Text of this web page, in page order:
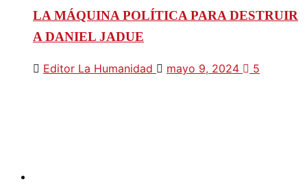
LA MÁQUINA POLÍTICA PARA DESTRUIR
A DANIEL JADUE
Editor La Humanidad mayo 9, 2024 5